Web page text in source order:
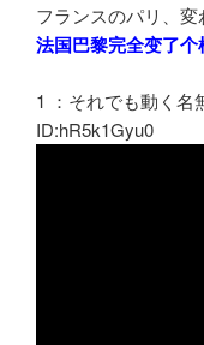
フランスのパリ、
法国巴黎完全变了个
1 ：それでも動く名
ID:hR5k1Gyu0